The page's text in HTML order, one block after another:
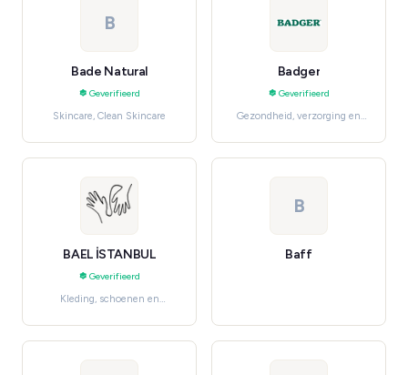
B
Bade Natural
Geverifieerd
Skincare, Clean Skincare
Badger
Geverifieerd
Gezondheid, verzorging en
BAEL İSTANBUL
Geverifieerd
Kleding, schoenen en
Accessories
B
Baff